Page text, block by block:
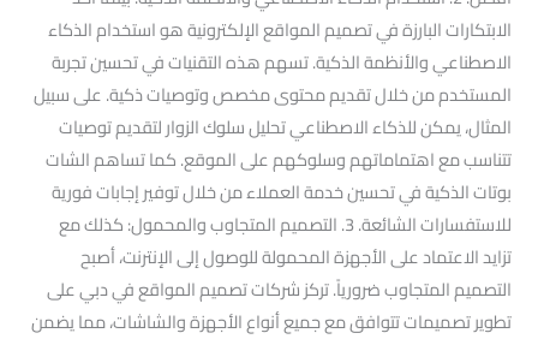
الابتكارات البارزة في تصميم المواقع الإلكترونية هو استخدام الذكاء
الاصطناعي والأنظمة الذكية. تسهم هذه التقنيات في تحسين تجربة
المستخدم من خلال تقديم محتوى مخصص وتوصيات ذكية. على سبيل
المثال، يمكن للذكاء الاصطناعي تحليل سلوك الزوار لتقديم توصيات
تتناسب مع اهتماماتهم وسلوكهم على الموقع. كما تساهم الشات
بوتات الذكية في تحسين خدمة العملاء من خلال توفير إجابات فورية
للاستفسارات الشائعة. 3. التصميم المتجاوب والمحمول: كذلك مع
تزايد الاعتماد على الأجهزة المحمولة للوصول إلى الإنترنت، أصبح
التصميم المتجاوب ضرورياً. تركز شركات تصميم المواقع في دبي على
تطوير تصميمات تتوافق مع جميع أنواع الأجهزة والشاشات، مما يضمن